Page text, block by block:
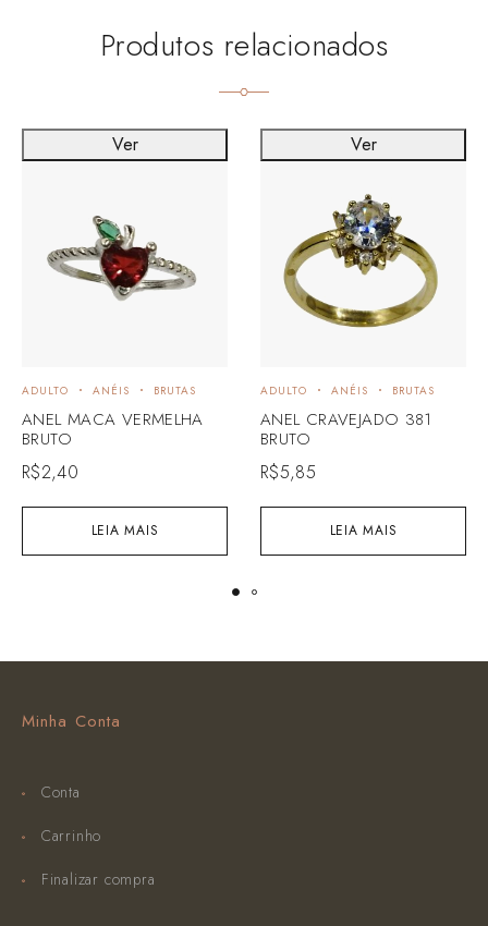
Produtos relacionados
LEIA MAIS
ADULTO ANÉIS BRUTAS
ANEL MACA VERMELHA
BRUTO
R$2,40
Ver
LEIA MAIS
ADULTO ANÉIS BRUTAS
ANEL CRAVEJADO 381
BRUTO
R$5,85
Ver
Minha Conta
Conta
Carrinho
Finalizar compra